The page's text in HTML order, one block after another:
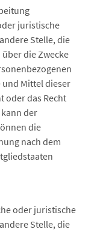
juristische
Stelle, die
die Zwecke
und Mittel dieser
oder das Recht
der
die
nach dem
oder juristische
Stelle, die